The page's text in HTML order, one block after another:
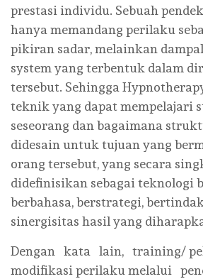
prestasi individu. Sebuah
hanya memandang perilaku
pikiran sadar, melainkan
system yang terbentuk dalam
tersebut. Sehingga
teknik yang dapat mempelajari
seseorang dan bagaimana
didesain untuk tujuan yang
orang tersebut, yang secara
didefinisikan sebagai teknologi
berbahasa, berstrategi,
sinergisitas hasil yang
Dengan kata lain, training/
modifikasi perilaku melalui